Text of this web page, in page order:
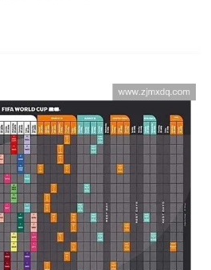
新资讯全攻略让你轻松掌握
态与精彩亮点